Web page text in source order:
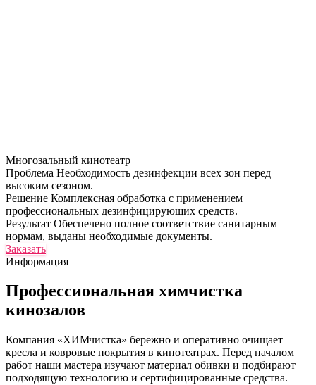
Многозальный кинотеатр
Проблема Необходимость дезинфекции всех зон перед
высоким сезоном.
Решение Комплексная обработка с применением
профессиональных дезинфицирующих средств.
Результат Обеспечено полное соответствие санитарным
нормам, выданы необходимые документы.
Заказать
Информация
Профессиональная химчистка
кинозалов
Компания «ХИМчистка» бережно и оперативно очищает
кресла и ковровые покрытия в кинотеатрах. Перед началом
работ наши мастера изучают материал обивки и подбирают
подходящую технологию и сертифицированные средства.